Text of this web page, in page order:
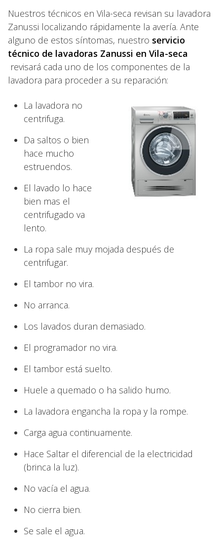
Nuestros técnicos en Vila-seca revisan su lavadora
Zanussi localizando rápidamente la avería. Ante
alguno de estos síntomas, nuestro servicio
técnico de lavadoras Zanussi en Vila-seca
revisará cada uno de los componentes de la
lavadora para proceder a su reparación:
La lavadora no
centrifuga.
Da saltos o bien
hace mucho
estruendos.
El lavado lo hace
bien mas el
centrifugado va
lento.
La ropa sale muy mojada después de
centrifugar.
El tambor no vira.
No arranca.
Los lavados duran demasiado.
El programador no vira.
El tambor está suelto.
Huele a quemado o ha salido humo.
La lavadora engancha la ropa y la rompe.
Carga agua continuamente.
Hace Saltar el diferencial de la electricidad
(brinca la luz).
No vacía el agua.
No cierra bien.
Se sale el agua.